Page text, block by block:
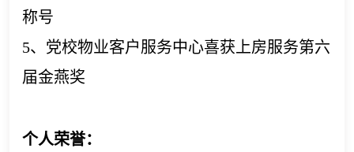
称号
5、党校物业客户服务中心喜获上房服务第六
届金燕奖
个人荣誉：